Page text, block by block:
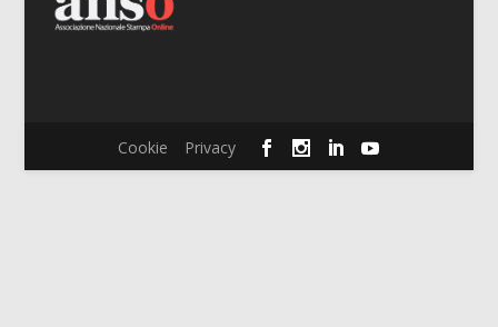
Cookie Privacy